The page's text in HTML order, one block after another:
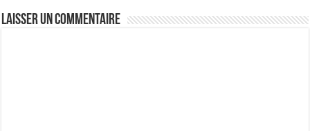
Laisser un commentaire